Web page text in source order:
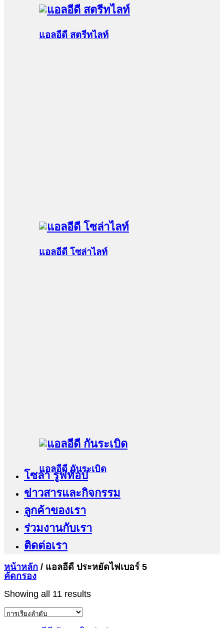
แอลอีดี สตรีทไลท์
แอลอีดี โซล่าไลท์
แอลอีดี กันระเบิด
โซล่า รูฟท๊อป
ข่าวสารและกิจกรรม
ลูกค้าของเรา
ร่วมงานกับเรา
ติดต่อเรา
หน้าหลัก / แอลอีดี ประหยัดไฟเบอร์ 5
คัดกรอง
Showing all 11 results